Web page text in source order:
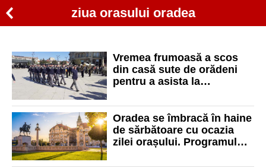
ziua orasului oradea
Vremea frumoasă a scos
din casă sute de orădeni
pentru a asista la
12 Octombrie
Oradea se îmbracă în haine
de sărbătoare cu ocazia
zilei orașului. Programul